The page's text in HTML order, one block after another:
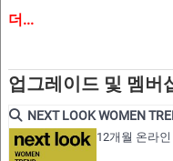
-모든 새로운 디자이너 컬
-자체 컬렉션 속성의 개
더...
업그레이드 및 멤버
NEXT LOOK WOMEN
12개월 온라